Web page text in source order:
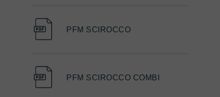
PFM SCIROCCO
PFM SCIROCCO COMBI